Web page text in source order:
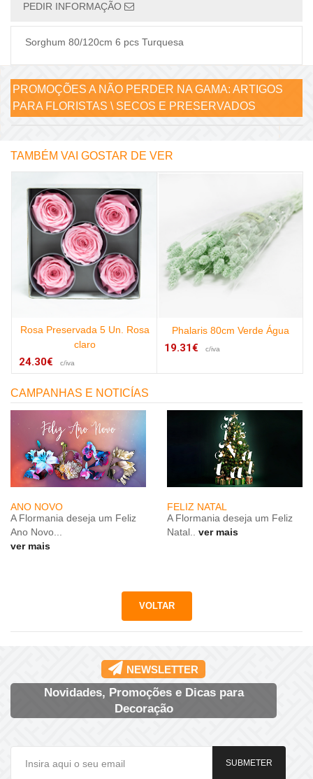
PEDIR INFORMAÇÃO
Sorghum 80/120cm 6 pcs Turquesa
PROMOÇÕES A NÃO PERDER NA GAMA: ARTIGOS
PARA FLORISTAS \ SECOS E PRESERVADOS
TAMBÉM VAI GOSTAR DE VER
Rosa Preservada 5 Un. Rosa
claro
24.30€ c/iva
Phalaris 80cm Verde Água
19.31€ c/iva
CAMPANHAS E NOTICÍAS
ANO NOVO
A Flormania deseja um Feliz
Ano Novo...
ver mais
FELIZ NATAL
A Flormania deseja um Feliz
Natal..
ver mais
NEWSLETTER
Novidades, Promoções e Dicas para
Decoração
SUBMETER